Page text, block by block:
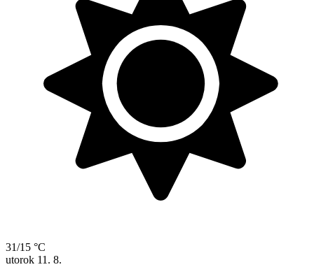
31/15 °C
utorok 11. 8.